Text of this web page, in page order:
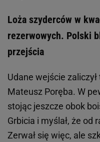
Loża szyderców w
rezerwowych. Polski
przejścia
Udane wejście
Mateusz Poręba. W
stojąc jeszcze obok
Grbicia i myślał, że od
Zerwał się więc, ale